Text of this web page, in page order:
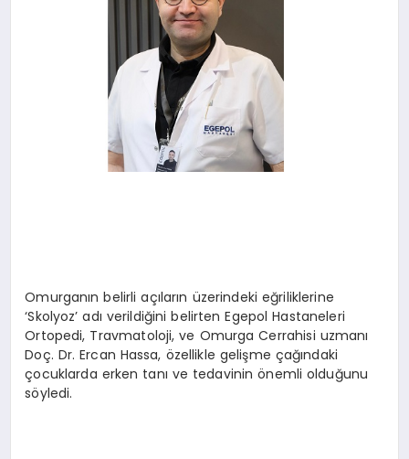
Omurganın belirli açıların üzerindeki eğriliklerine
‘Skolyoz’ adı verildiğini belirten Egepol Hastaneleri
Ortopedi, Travmatoloji, ve Omurga Cerrahisi uzmanı
Doç. Dr. Ercan Hassa, özellikle gelişme çağındaki
çocuklarda erken tanı ve tedavinin önemli olduğunu
söyledi.